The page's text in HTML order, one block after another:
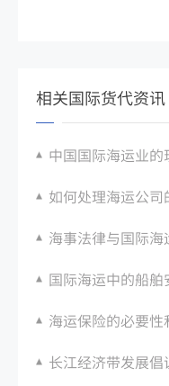
相关国际货代资讯
中国国际海运业
如何处理海运公司
海事法律与国际海
国际海运中的船舶
海运保险的必要性
长江经济带发展